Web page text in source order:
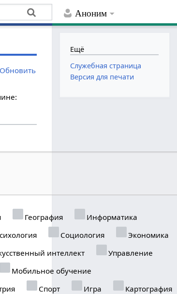
Аноним
Обновить
География
Информатика
Социология
Экономика
интеллект
Управление
Мобильное обучение
Спорт Игра
Картография
Ещё
Служебная страница
Версия для печати